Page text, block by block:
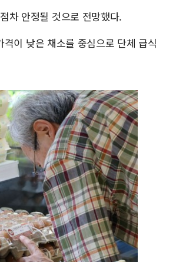
차 안정될 것으로 전망했다.
이 낮은 채소를 중심으로 단체 급식